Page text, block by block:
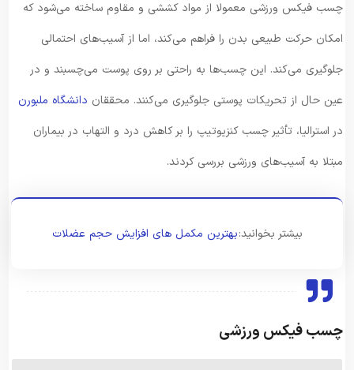
چسب فیکس ورزشی معمولا از مواد کششی و مقاوم ساخته می‌شود که
امکان حرکت طبیعی بدن را فراهم می‌کند، اما از آسیب‌های احتمالی
جلوگیری می‌کند. این چسب‌ها به راحتی بر روی پوست می‌چسبند و در
عین حال از تحریکات پوستی جلوگیری می‌کنند. محققان دانشگاه ملبورن
در استرالیا، تأثیر چسب کنزیوتیپ را بر کاهش درد و التهاب در بیماران
مبتلا به آسیب‌های ورزشی بررسی کردند.
بیشتر بخوانید:بهترین مکمل های افزایش حجم عضلات
چسب فیکس ورزشی